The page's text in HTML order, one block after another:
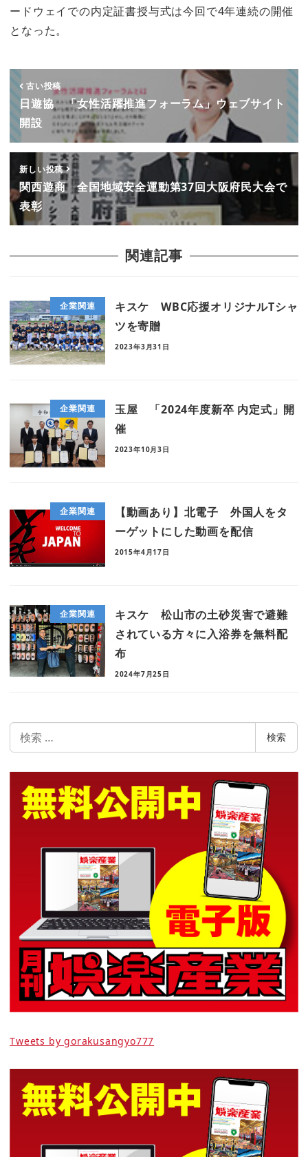
ードウェイでの内定証書授与式は今回で4年連続の開催
となった。
古い投稿
日遊協 「女性活躍推進フォーラム」ウェブサイト
開設
新しい投稿
関西遊商 全国地域安全運動第37回大阪府民大会で
表彰
関連記事
企業関連
キスケ WBC応援オリジナルTシャ
ツを寄贈
2023年3月31日
企業関連
玉屋 「2024年度新卒 内定式」開
催
2023年10月3日
企業関連
【動画あり】北電子 外国人をタ
ーゲットにした動画を配信
2015年4月17日
企業関連
キスケ 松山市の土砂災害で避難
されている方々に入浴券を無料配
布
2024年7月25日
索
検索
Tweets by gorakusangyo777